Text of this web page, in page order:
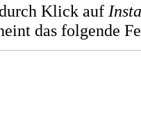
Klick auf
das folgende